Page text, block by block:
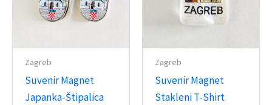
Zagreb
Suvenir Magnet
Japanka-Štipalica
Zagreb
Suvenir Magnet
Stakleni T-Shirt